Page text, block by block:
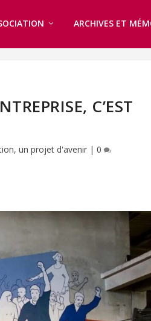
ARCHIVES ET
C’EST
un projet d'avenir| 0